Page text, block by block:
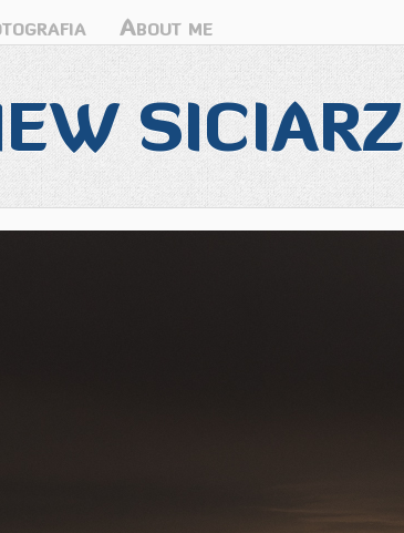
About me
SICIARZ